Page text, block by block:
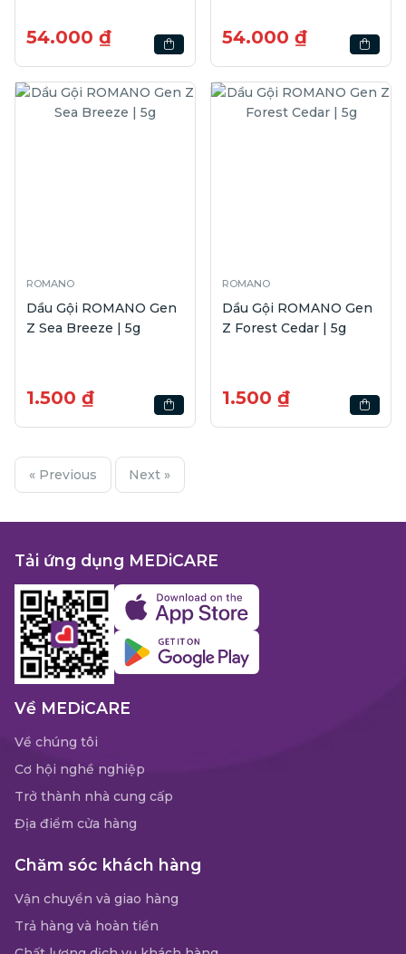
54.000 ₫ 54.000 ₫
ROMANO
Dầu Gội ROMANO Gen
Z Sea Breeze | 5g
1.500 ₫
ROMANO
Dầu Gội ROMANO Gen
Z Forest Cedar | 5g
1.500 ₫
« Previous Next »
Tải ứng dụng MEDiCARE
Về MEDiCARE
Về chúng tôi
Cơ hội nghề nghiệp
Trở thành nhà cung cấp
Địa điểm cửa hàng
Chăm sóc khách hàng
Vận chuyển và giao hàng
Trả hàng và hoàn tiền